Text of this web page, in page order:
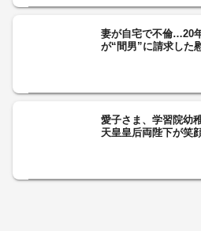
妻が自宅で不倫…20
が“間男”に請求した
愛子さま、学習院幼
天皇皇后両陛下が